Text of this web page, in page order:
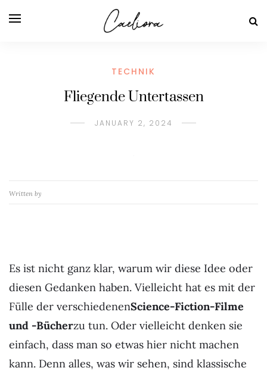
TECHNIK
Fliegende Untertassen
JANUARY 2, 2024
Written by
Es ist nicht ganz klar, warum wir diese Idee oder
diesen Gedanken haben. Vielleicht hat es mit der
Fülle der verschiedenenScience-Fiction-Filme
und -Bücherzu tun. Oder vielleicht denken sie
einfach, dass man so etwas hier nicht machen
kann. Denn alles, was wir sehen, sind klassische